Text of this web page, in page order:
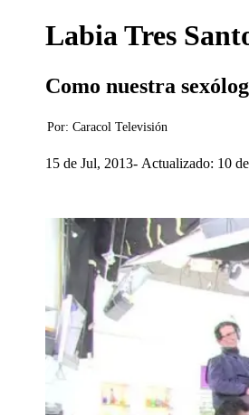
Labia Tres
Como nuestra
Por: Caracol Televisión
15 de Jul, 2013 Actualizado: 10